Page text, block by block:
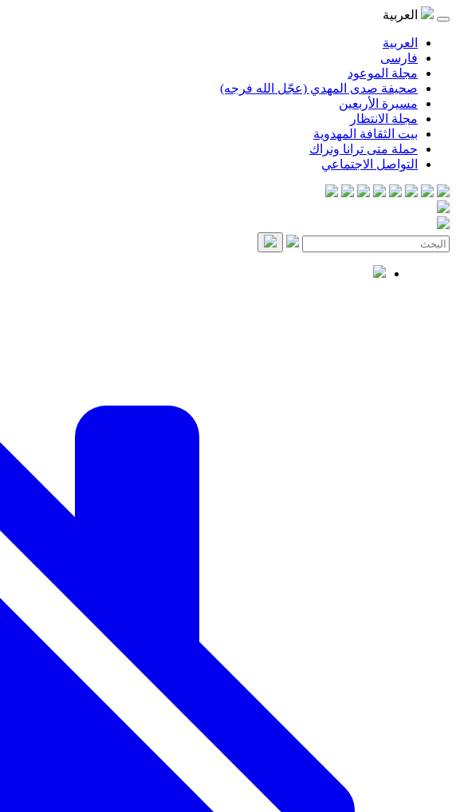
العربية
العربية
فارسی
مجلة الموعود
صحيفة صدى المهدي (عجّل الله فرجه)
مسيرة الأربعين
مجلة الانتظار
بيت الثقافة المهدوية
حملة متى ترانا ونراك
التواصل الاجتماعي